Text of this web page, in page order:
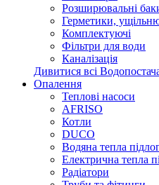
Розширювальні
Герметики,
Комплектуючі
Фільтри для води
Каналізація
Дивитися всі
Опалення
Теплові насоси
AFRISO
Котли
DUCO
Водяна тепла
Електрична тепла
Радіатори